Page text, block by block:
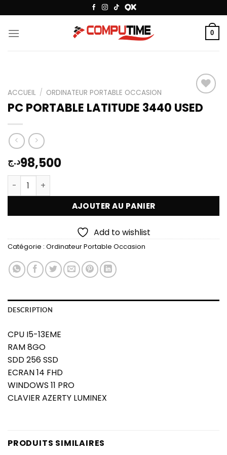
au
contenu
0
ACCUEIL / ORDINATEUR PORTABLE OCCASION
PC PORTABLE LATITUDE 3440 USED
98,500د.ج
quantité de PC PORTABLE LATITUDE 3440 USED
AJOUTER AU PANIER
Add to wishlist
Catégorie : Ordinateur Portable Occasion
DESCRIPTION
CPU I5-13EME
RAM 8GO
SDD 256 SSD
ECRAN 14 FHD
WINDOWS 11 PRO
CLAVIER AZERTY LUMINEX
PRODUITS SIMILAIRES